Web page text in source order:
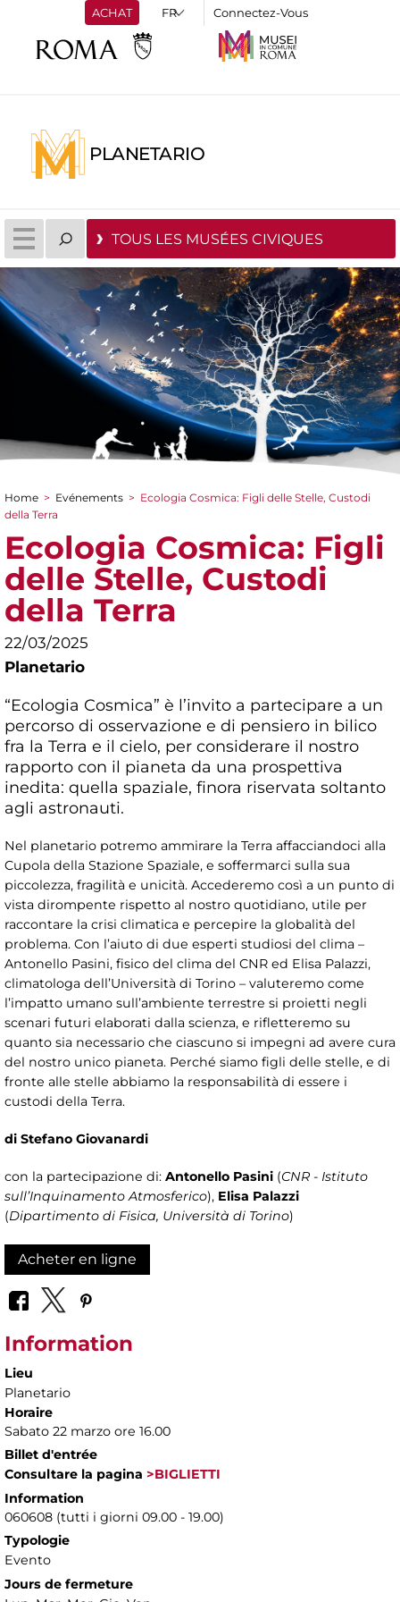
ACHAT Connectez-Vous
PLANETARIO
TOUS LES MUSÉES CIVIQUES
You are here
Home > Evénements > Ecologia Cosmica: Figli delle Stelle, Custodi
della Terra
Ecologia Cosmica: Figli
delle Stelle, Custodi
della Terra
22/03/2025
Planetario
“Ecologia Cosmica” è l’invito a partecipare a un
percorso di osservazione e di pensiero in bilico
fra la Terra e il cielo, per considerare il nostro
rapporto con il pianeta da una prospettiva
inedita: quella spaziale, finora riservata soltanto
agli astronauti.
Nel planetario potremo ammirare la Terra affacciandoci alla
Cupola della Stazione Spaziale, e soffermarci sulla sua
piccolezza, fragilità e unicità. Accederemo così a un punto di
vista dirompente rispetto al nostro quotidiano, utile per
raccontare la crisi climatica e percepire la globalità del
problema. Con l’aiuto di due esperti studiosi del clima –
Antonello Pasini, fisico del clima del CNR ed Elisa Palazzi,
climatologa dell’Università di Torino – valuteremo come
l’impatto umano sull’ambiente terrestre si proietti negli
scenari futuri elaborati dalla scienza, e rifletteremo su
quanto sia necessario che ciascuno si impegni ad avere cura
del nostro unico pianeta. Perché siamo figli delle stelle, e di
fronte alle stelle abbiamo la responsabilità di essere i
custodi della Terra.
di Stefano Giovanardi
con la partecipazione di: Antonello Pasini (CNR - Istituto
sull’Inquinamento Atmosferico), Elisa Palazzi
(Dipartimento di Fisica, Università di Torino)
Acheter en ligne
Information
Lieu
Planetario
Horaire
Sabato 22 marzo ore 16.00
Billet d'entrée
Consultare la pagina >BIGLIETTI
Information
060608 (tutti i giorni 09.00 - 19.00)
Typologie
Evento
Jours de fermeture